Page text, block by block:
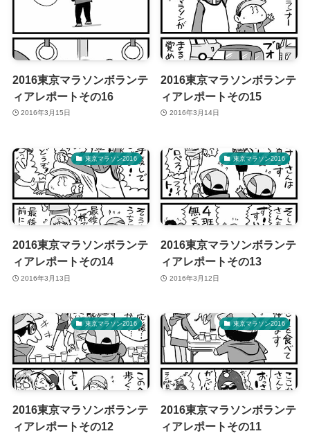
2016東京マラソンボランテ
ィアレポートその16
2016年3月15日
2016東京マラソンボランテ
ィアレポートその15
2016年3月14日
東京マラソン2016
2016東京マラソンボランテ
ィアレポートその14
2016年3月13日
東京マラソン2016
2016東京マラソンボランテ
ィアレポートその13
2016年3月12日
東京マラソン2016
2016東京マラソンボランテ
ィアレポートその12
東京マラソン2016
2016東京マラソンボランテ
ィアレポートその11